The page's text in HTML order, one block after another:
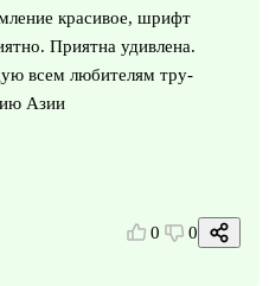
красивое, шрифт
Приятна удивлена.
всем любителям тру-
Азии
0 0